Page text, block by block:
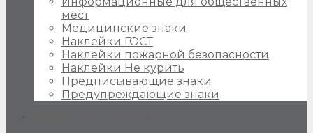
мест
Медицинские знаки
Наклейки ГОСТ
Наклейки пожарной безопасности
Наклейки Не курить
Предписывающие знаки
Предупреждающие знаки